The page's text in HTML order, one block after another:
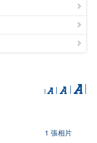
1 張相片